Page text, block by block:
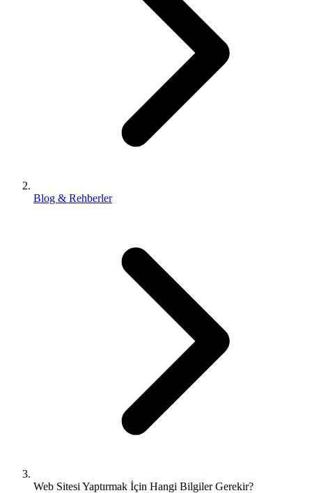
Blog & Rehberler
Web Sitesi Yaptırmak İçin Hangi Bilgiler Gerekir?